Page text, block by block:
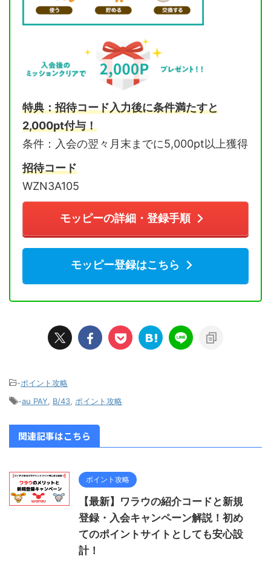
特典：招待コード入力後に条件満たすと
2,000pt付与！
条件：入会の翌々月末までに5,000pt以上獲得
招待コード
WZN3A105
モッピーの詳細・登録手順
モッピー登録はこちら
-ポイント攻略
-au PAY B/43 ポイント攻略
関連記事はこちら
ポイント攻略
【最新】ワラウの紹介コードと新規
登録・入会キャンペーン解説！初め
てのポイントサイトとしても安心設
計！